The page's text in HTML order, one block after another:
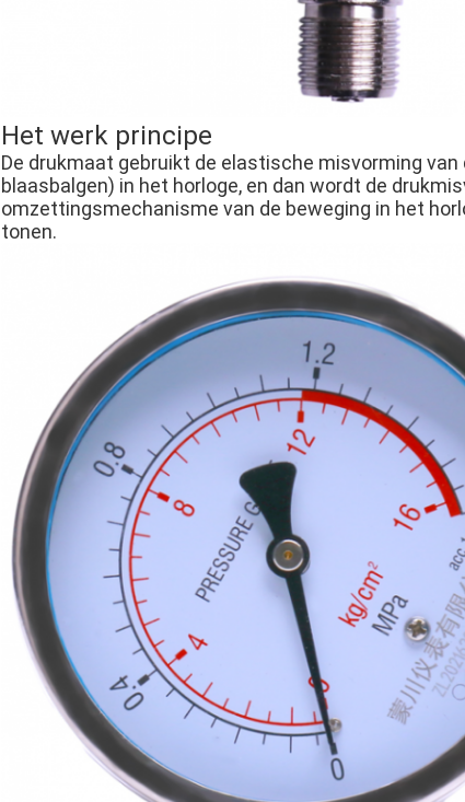
Het werk principe
De drukmaat gebruikt de elastische misvorming
blaasbalgen) in het horloge, en dan wordt de
omzettingsmechanisme van de beweging in het
tonen.